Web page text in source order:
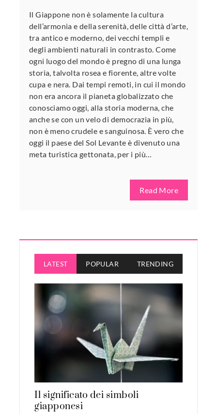
Il Giappone non è solamente la cultura
dell’armonia e della serenità, delle città d’arte,
tra antico e moderno, dei vecchi templi e
degli ambienti naturali in contrasto. Come
ogni luogo del mondo è pregno di una lunga
storia, talvolta rosea e fiorente, altre volte
cupa e nera. Dai tempi remoti, in cui il mondo
non era ancora il pianeta globalizzato che
conosciamo oggi, alla storia moderna, che
anche se con un velo di democrazia in più,
non è meno crudele e sanguinosa. È vero che
oggi il paese del Sol Levante è divenuto una
meta turistica gettonata, per i più…
Read More
LATEST POPULAR TRENDING
Il significato dei simboli
giapponesi